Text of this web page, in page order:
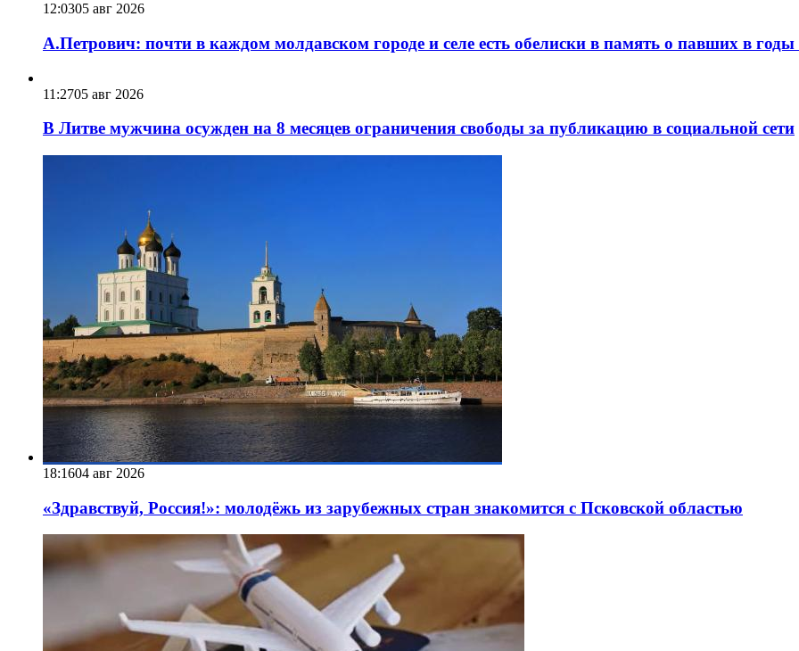
12:0305 авг 2026
А.Петрович: почти в каждом молдавском городе и селе есть обелиски в память о павших в
11:2705 авг 2026
В Литве мужчина осужден на 8 месяцев ограничения свободы за публикацию в социальной сети
18:1604 авг 2026
«Здравствуй, Россия!»: молодёжь из зарубежных стран знакомится с Псковской областью